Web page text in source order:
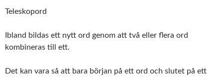
Teleskopord
Ibland bildas ett nytt ord genom att två eller flera ord
kombineras till ett.
Det kan vara så att bara början på ett ord och slutet på ett